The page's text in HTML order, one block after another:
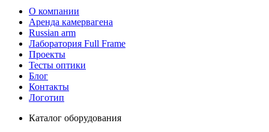
О компании
Аренда камервагена
Russian arm
Лаборатория Full Frame
Проекты
Тесты оптики
Блог
Контакты
Логотип
Каталог оборудования